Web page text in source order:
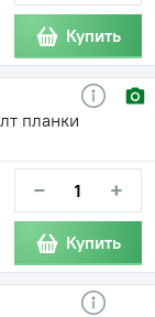
Купить
планки
− +
Купить